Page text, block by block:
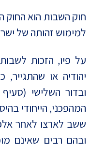
חוק השבות הוא החוק
למימוש זהותה של
על פיו, הזכות
יהודיה או
ובדור השלישי
המהפכני, הייחודי
ששב לארצו לאחר
ובהם רבים שאינם